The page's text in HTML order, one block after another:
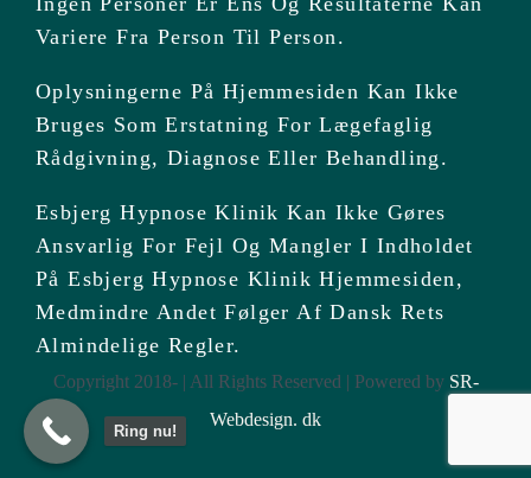
Variere Fra Person Til Person.
Oplysningerne På Hjemmesiden Kan Ikke
Bruges Som Erstatning For Lægefaglig
Rådgivning, Diagnose Eller Behandling.
Esbjerg Hypnose Klinik Kan Ikke Gøres
Ansvarlig For Fejl Og Mangler I Indholdet
På Esbjerg Hypnose Klinik Hjemmesiden,
Medmindre Andet Følger Af Dansk Rets
Almindelige Regler.
Copyright 2018- | All Rights Reserved | Powered by SR-
Webdesign. dk
Ring nu!